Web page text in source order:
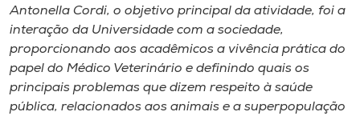
Antonella Cordi, o objetivo principal da atividade, foi a
interação da Universidade com a sociedade,
proporcionando aos acadêmicos a vivência prática do
papel do Médico Veterinário e definindo quais os
principais problemas que dizem respeito à saúde
pública, relacionados aos animais e a superpopulação